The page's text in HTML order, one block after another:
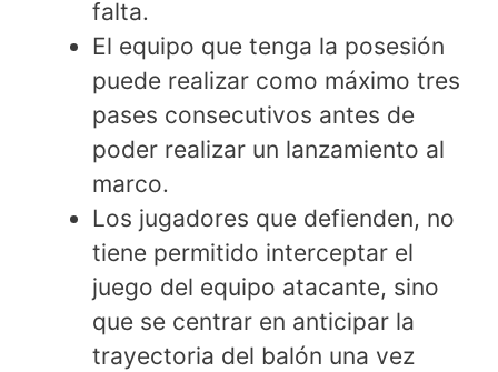
falta.
El equipo que tenga la posesión
puede realizar como máximo tres
pases consecutivos antes de
poder realizar un lanzamiento al
marco.
Los jugadores que defienden, no
tiene permitido interceptar el
juego del equipo atacante, sino
que se centrar en anticipar la
trayectoria del balón una vez